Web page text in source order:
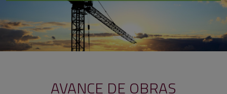
AVANCE DE OBRAS